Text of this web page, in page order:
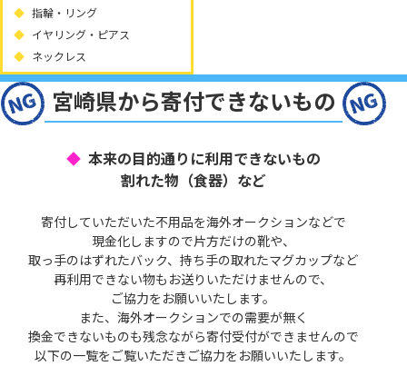
指輪・リング
イヤリング・ピアス
ネックレス
宮崎県から寄付できないもの
本来の目的通りに利用できないもの
割れた物（食器）など
寄付していただいた不用品を海外オークションなどで
現金化しますので片方だけの靴や、
取っ手のはずれたバック、持ち手の取れたマグカップなど
再利用できない物もお送りいただけませんので、
ご協力をお願いいたします。
また、海外オークションでの需要が無く
換金できないものも残念ながら寄付受付ができませんので
以下の一覧をご覧いただきご協力をお願いいたします。